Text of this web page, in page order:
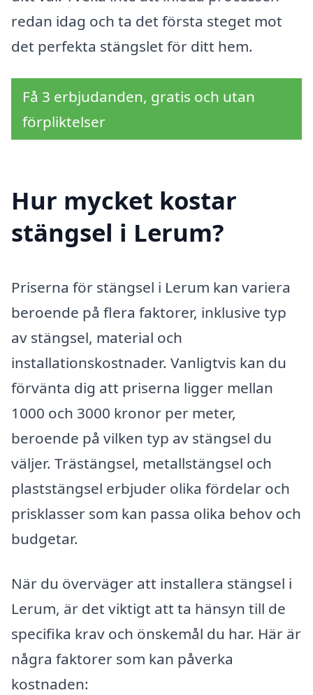
redan idag och ta det första steget mot
det perfekta stängslet för ditt hem.
Få 3 erbjudanden, gratis och utan
förpliktelser
Hur mycket kostar
stängsel i Lerum?
Priserna för stängsel i Lerum kan variera
beroende på flera faktorer, inklusive typ
av stängsel, material och
installationskostnader. Vanligtvis kan du
förvänta dig att priserna ligger mellan
1000 och 3000 kronor per meter,
beroende på vilken typ av stängsel du
väljer. Trästängsel, metallstängsel och
plaststängsel erbjuder olika fördelar och
prisklasser som kan passa olika behov och
budgetar.
När du överväger att installera stängsel i
Lerum, är det viktigt att ta hänsyn till de
specifika krav och önskemål du har. Här är
några faktorer som kan påverka
kostnaden: